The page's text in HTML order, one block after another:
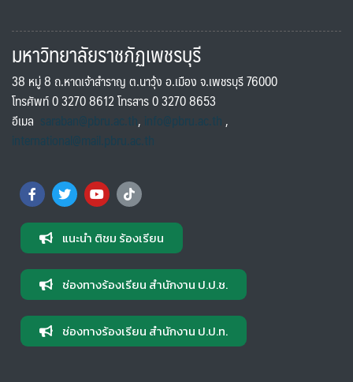
มหาวิทยาลัยราชภัฏเพชรบุรี
38 หมู่ 8 ถ.หาดเจ้าสำราญ ต.นาวุ้ง อ.เมือง จ.เพชรบุรี 76000
โทรศัพท์ 0 3270 8612 โทรสาร 0 3270 8653
อีเมล saraban@pbru.ac.th, info@pbru.ac.th,
international@mail.pbru.ac.th
แนะนำ ติชม ร้องเรียน
ช่องทางร้องเรียน สำนักงาน ป.ป.ช.
ช่องทางร้องเรียน สำนักงาน ป.ป.ท.